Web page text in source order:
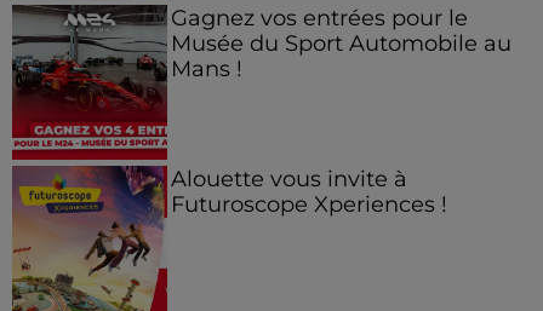
Gagnez vos entrées pour le
Musée du Sport Automobile au
Mans !
Alouette vous invite à
Futuroscope Xperiences !